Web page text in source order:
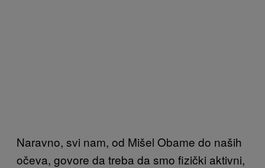
Naravno, svi nam, od Mišel Obame do naših
očeva, govore da treba da smo fizički aktivni,